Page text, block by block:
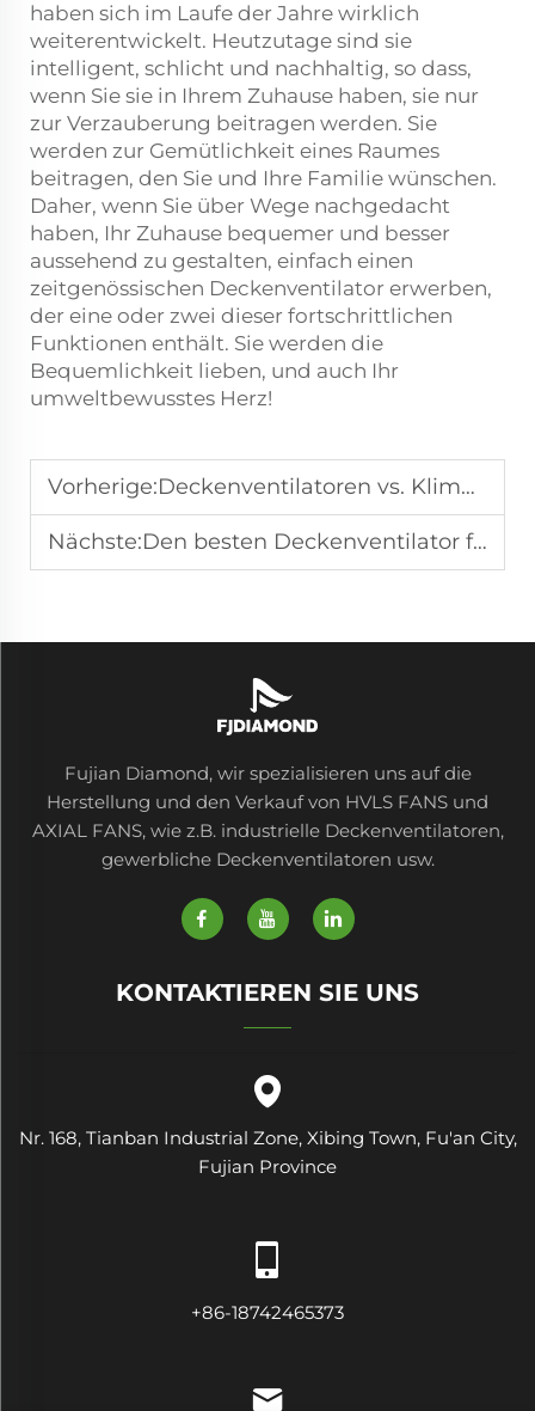
haben sich im Laufe der Jahre wirklich
weiterentwickelt. Heutzutage sind sie
intelligent, schlicht und nachhaltig, so dass,
wenn Sie sie in Ihrem Zuhause haben, sie nur
zur Verzauberung beitragen werden. Sie
werden zur Gemütlichkeit eines Raumes
beitragen, den Sie und Ihre Familie wünschen.
Daher, wenn Sie über Wege nachgedacht
haben, Ihr Zuhause bequemer und besser
aussehend zu gestalten, einfach einen
zeitgenössischen Deckenventilator erwerben,
der eine oder zwei dieser fortschrittlichen
Funktionen enthält. Sie werden die
Bequemlichkeit lieben, und auch Ihr
umweltbewusstes Herz!
Vorherige:Deckenventilatoren vs. Klimaanlagen: Was ist kosteneffektiver?
Nächste:Den besten Deckenventilator für hohe Decken auswählen
Fujian Diamond, wir spezialisieren uns auf die
Herstellung und den Verkauf von HVLS FANS und
AXIAL FANS, wie z.B. industrielle Deckenventilatoren,
gewerbliche Deckenventilatoren usw.
KONTAKTIEREN SIE UNS
Nr. 168, Tianban Industrial Zone, Xibing Town, Fu'an City,
Fujian Province
+86-18742465373